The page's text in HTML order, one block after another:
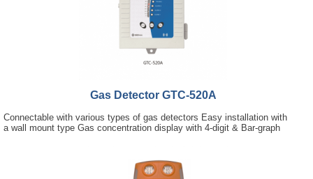
Gas Detector GTC-520A
Connectable with various types of gas detectors Easy installation with
a wall mount type Gas concentration display with 4-digit & Bar-graph